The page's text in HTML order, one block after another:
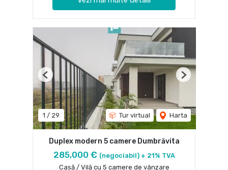
1 / 29 Tur virtual Harta
Previous Next
Duplex modern 5 camere Dumbrăvita
285,000 € (negociabil) + 21% TVA
Casă / Vilă cu 5 camere de vânzare